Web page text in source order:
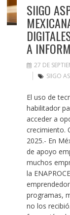
SIIGO
A
27 DE
SIIGO
El uso de
habilitador
acceder a
crecimiento.
2025.- En
de apoyo
muchos
la
programas,
no los